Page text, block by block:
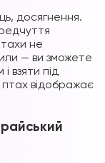
досягнення.
не
— ви зможете
взяти під
відображає